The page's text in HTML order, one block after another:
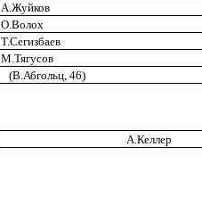
А.Жуйков
О.Волох
Т.Сегизбаев
М.Тягусов
(В.Абгольц, 46)
А.Келлер